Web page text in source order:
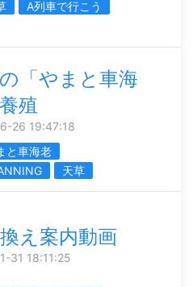
A列車で行こう
「やまと車海
殖
26 19:47:18
と車海老
天草
え案内動画
31 18:11:25